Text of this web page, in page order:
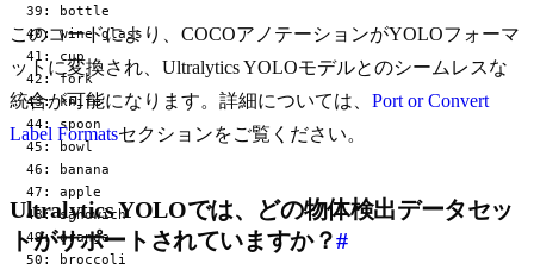
  39: bottle
  40: wine glass
  41: cup
  42: fork
  43: knife
  44: spoon
  45: bowl
  46: banana
  47: apple
  48: sandwich
  49: orange
  50: broccoli
このコードにより、COCOアノテーションがYOLOフォーマ
ットに変換され、Ultralytics YOLOモデルとのシームレスな
統合が可能になります。詳細については、 Port or Convert
Label Formatsセクションをご覧ください。
Ultralytics YOLOでは、どの物体検出データセッ
トがサポートされていますか？#